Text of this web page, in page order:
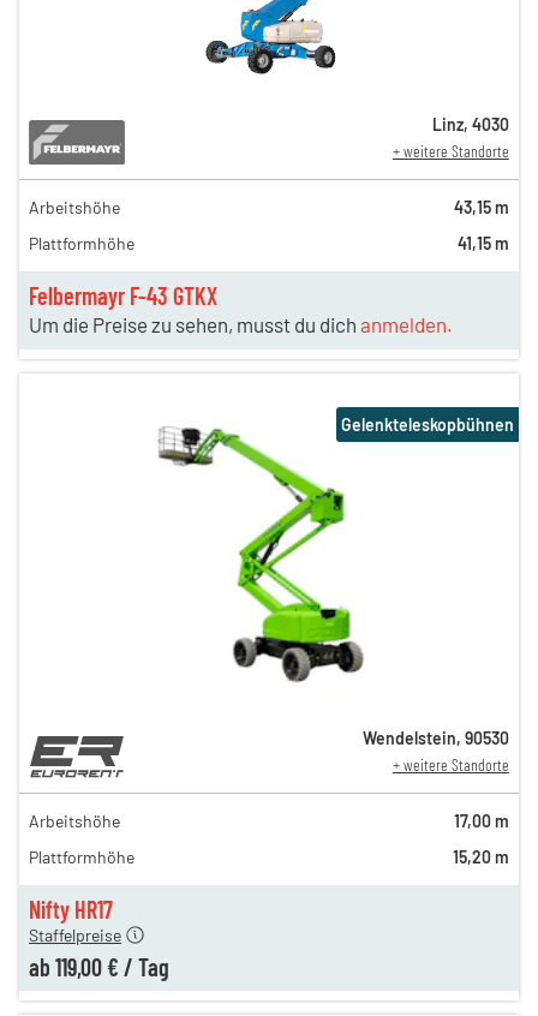
Felbermayr F-43 GTKX
Um die Preise zu sehen, musst du dich anmelden.
Linz, 4030
+ weitere Standorte
Arbeitshöhe
43,15 m
Plattformhöhe
41,15 m
Nifty HR17
199,00 €
169,00 €
149,00 €
129,00 €
Staffelpreise
ab 119,00 € / Tag
Gelenkteleskopbühnen
Wendelstein, 90530
+ weitere Standorte
Arbeitshöhe
17,00 m
Plattformhöhe
15,20 m